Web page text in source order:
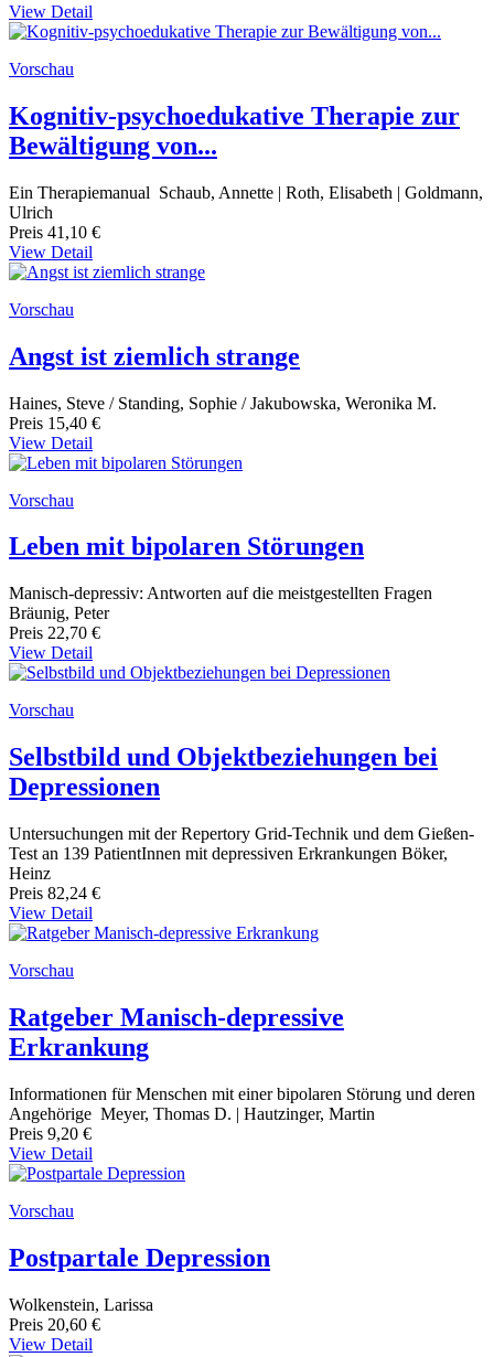
View Detail
Vorschau
Kognitiv-psychoedukative Therapie zur
Bewältigung von...
Ein Therapiemanual Schaub, Annette | Roth, Elisabeth | Goldmann,
Ulrich
Preis 41,10 €
View Detail
Vorschau
Angst ist ziemlich strange
Haines, Steve / Standing, Sophie / Jakubowska, Weronika M.
Preis 15,40 €
View Detail
Vorschau
Leben mit bipolaren Störungen
Manisch-depressiv: Antworten auf die meistgestellten Fragen
Bräunig, Peter
Preis 22,70 €
View Detail
Vorschau
Selbstbild und Objektbeziehungen bei
Depressionen
Untersuchungen mit der Repertory Grid-Technik und dem Gießen-
Test an 139 PatientInnen mit depressiven Erkrankungen Böker,
Heinz
Preis 82,24 €
View Detail
Vorschau
Ratgeber Manisch-depressive
Erkrankung
Informationen für Menschen mit einer bipolaren Störung und deren
Angehörige Meyer, Thomas D. | Hautzinger, Martin
Preis 9,20 €
View Detail
Vorschau
Postpartale Depression
Wolkenstein, Larissa
Preis 20,60 €
View Detail